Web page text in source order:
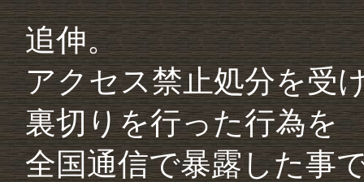
追伸。
アクセス禁止処分を受
裏切りを行った行為を
全国通信で暴露した事